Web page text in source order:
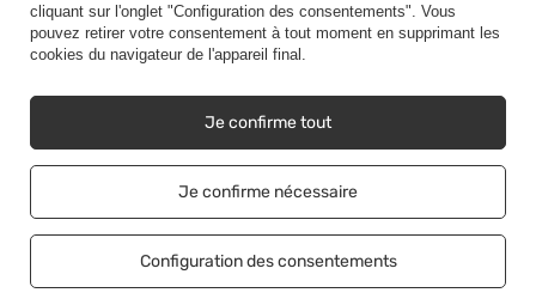
cliquant sur l'onglet "Configuration des consentements". Vous
pouvez retirer votre consentement à tout moment en supprimant les
cookies du navigateur de l'appareil final.
Je confirme nécessaire
Configuration des consentements
Je confirme tout